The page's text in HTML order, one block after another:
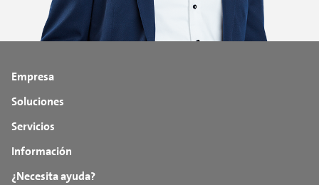
Empresa
Soluciones
Servicios
Información
¿Necesita ayuda?